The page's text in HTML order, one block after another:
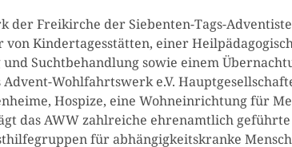
Freikirche der Siebenten-Tags-
Kindertagesstätten, einer
Suchtbehandlung sowie einem
Wohlfahrtswerk e.V.
Hospize, eine Wohneinrichtung für
das AWW zahlreiche ehrenamtlich
für abhängigkeitskranke